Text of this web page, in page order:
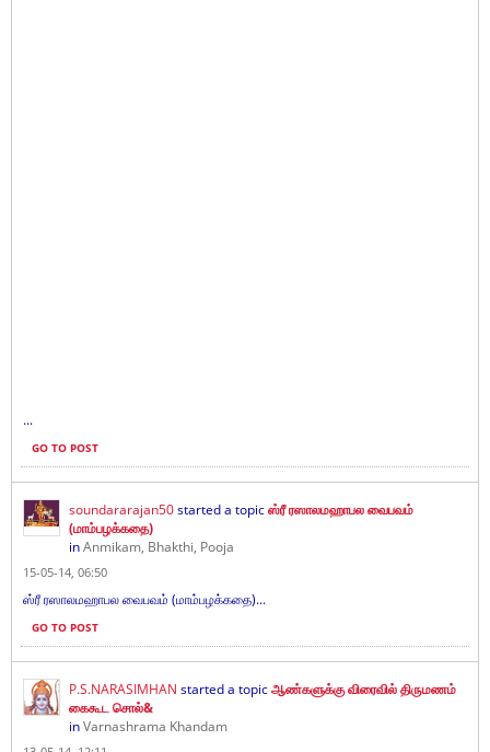
...
GO TO POST
soundararajan50started a topicஸ்ரீ ரஸாலமஹாபல வைபவம்
(மாம்பழக்கதை)
inAnmikam, Bhakthi, Pooja
15-05-14, 06:50
ஸ்ரீ ரஸாலமஹாபல வைபவம் (மாம்பழக்கதை)...
GO TO POST
P.S.NARASIMHAN started a topicஆண்களுக்கு விரைவில் திருமணம்
கைகூட சொல்&
inVarnashrama Khandam